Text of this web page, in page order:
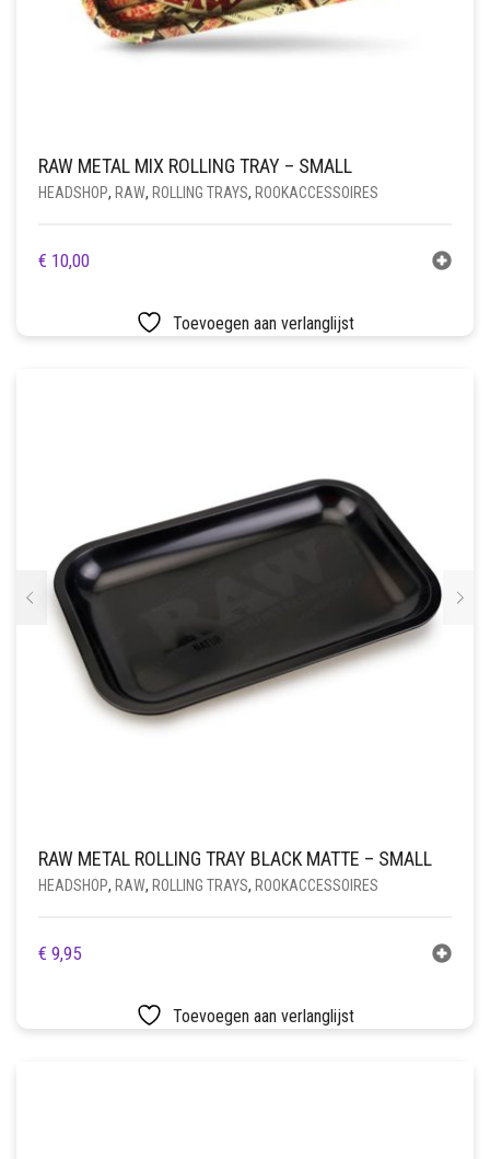
RAW METAL MIX ROLLING TRAY – SMALL
HEADSHOP, RAW, ROLLING TRAYS, ROOKACCESSOIRES
€ 10,00
Toevoegen aan verlanglijst
RAW METAL ROLLING TRAY BLACK MATTE – SMALL
HEADSHOP, RAW, ROLLING TRAYS, ROOKACCESSOIRES
€ 9,95
Toevoegen aan verlanglijst